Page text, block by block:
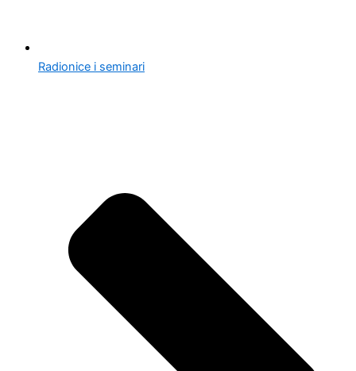
Radionice i seminari